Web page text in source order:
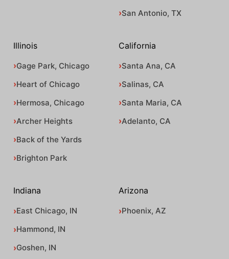
San Antonio, TX
Illinois
Gage Park, Chicago
Heart of Chicago
Hermosa, Chicago
Archer Heights
Back of the Yards
Brighton Park
California
Santa Ana, CA
Salinas, CA
Santa Maria, CA
Adelanto, CA
Indiana
East Chicago, IN
Hammond, IN
Goshen, IN
Arizona
Phoenix, AZ